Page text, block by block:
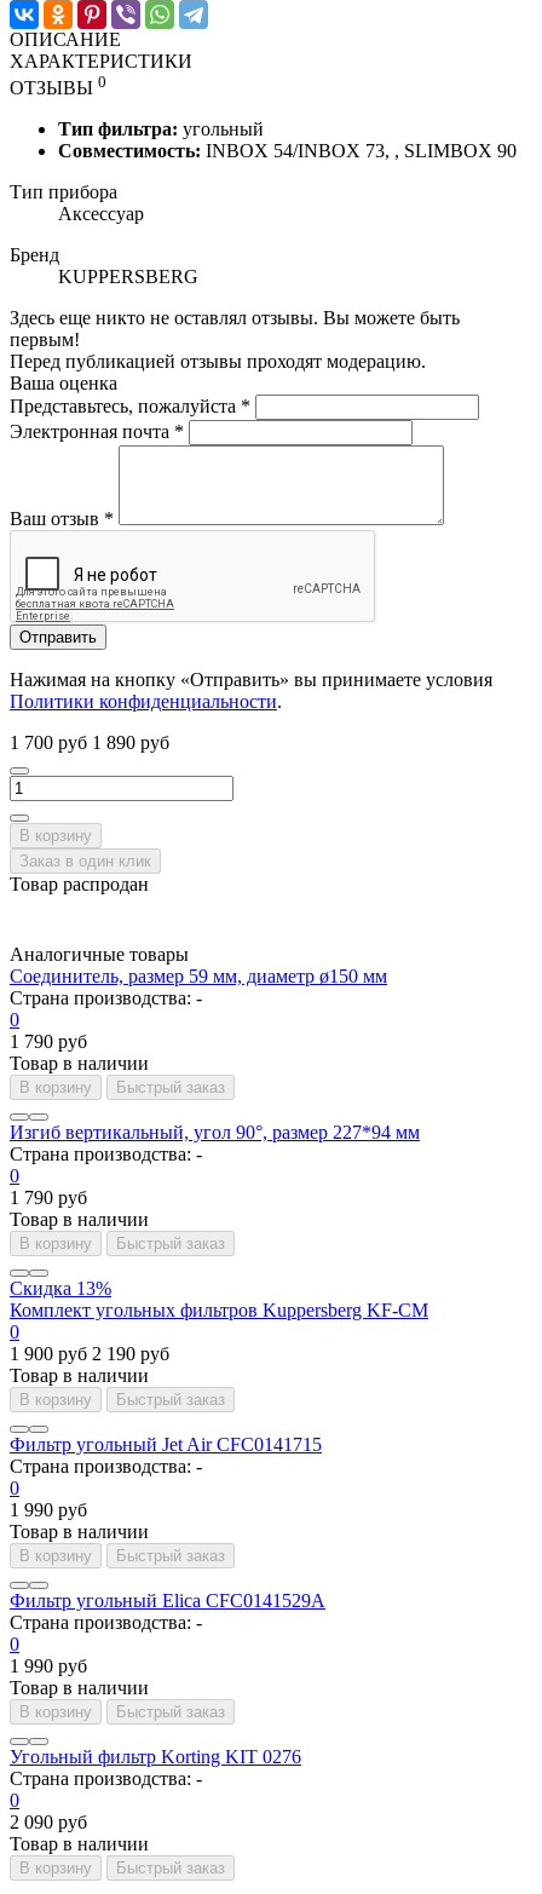
ОПИСАНИЕ
ХАРАКТЕРИСТИКИ
ОТЗЫВЫ 0
Тип фильтра: угольный
Совместимость: INBOX 54/INBOX 73, , SLIMBOX 90
Тип прибора
Аксессуар
Бренд
KUPPERSBERG
Здесь еще никто не оставлял отзывы. Вы можете быть
первым!
Перед публикацией отзывы проходят модерацию.
Ваша оценка
Представьтесь, пожалуйста *
Электронная почта *
Ваш отзыв *
Отправить
Нажимая на кнопку «Отправить» вы принимаете условия
Политики конфиденциальности.
1 700 руб 1 890 руб
В корзину
Заказ в один клик
Товар распродан
Аналогичные товары
Соединитель, размер 59 мм, диаметр ø150 мм
Страна производства: -
0
1 790 руб
Товар в наличии
В корзину Быстрый заказ
Изгиб вертикальный, угол 90°, размер 227*94 мм
Страна производства: -
0
1 790 руб
Товар в наличии
В корзину Быстрый заказ
Скидка 13%
Комплект угольных фильтров Kuppersberg KF-CM
0
1 900 руб 2 190 руб
Товар в наличии
В корзину Быстрый заказ
Фильтр угольный Jet Air CFC0141715
Страна производства: -
0
1 990 руб
Товар в наличии
В корзину Быстрый заказ
Фильтр угольный Elica CFC0141529A
Страна производства: -
0
1 990 руб
Товар в наличии
В корзину Быстрый заказ
Угольный фильтр Korting KIT 0276
Страна производства: -
0
2 090 руб
Товар в наличии
В корзину Быстрый заказ